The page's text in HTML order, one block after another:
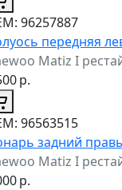
96257887
передняя
Matiz I
р.
96563515
задний
Matiz I
р.